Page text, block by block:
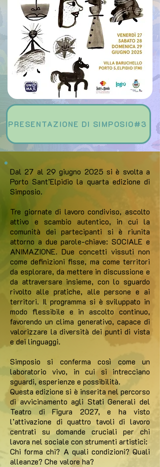
PRESENTAZIONE DI SIMPOSIO#3
Dal 27 al 29 giugno 2025 si è svolta a
Porto Sant’Elpidio la quarta edizione di
Simposio.
Tre giornate di lavoro condiviso, ascolto
attivo e scambio autentico, in cui la
comunità dei partecipanti si è riunita
attorno a due parole-chiave: SOCIALE e
ANIMAZIONE. Due concetti vissuti non
come definizioni fisse, ma come territori
da esplorare, da mettere in discussione e
da attraversare insieme, con lo sguardo
rivolto alle pratiche, alle persone e ai
territori. Il programma si è sviluppato in
modo flessibile e in ascolto continuo,
favorendo un clima generativo, capace di
valorizzare la diversità dei punti di vista
e dei linguaggi.
Simposio si conferma così come un
laboratorio vivo, in cui si intrecciano
sguardi, esperienze e possibilità.
Questa edizione si è inserita nel percorso
di avvicinamento agli Stati Generali del
Teatro di Figura 2027, e ha visto
l’attivazione di quattro tavoli di lavoro
centrati su domande cruciali per chi
lavora nel sociale con strumenti artistici:
Chi forma chi? A quali condizioni? Quali
alleanze? Che valore ha?